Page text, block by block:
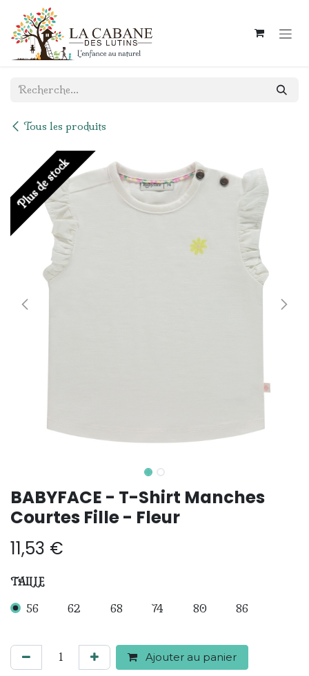
Se rendre au contenu
Tous les produits
Plus de stock
BABYFACE - T-Shirt Manches
Courtes Fille - Fleur
11,53 €
TAILLE
56 62 68 74 80 86
Ajouter au panier